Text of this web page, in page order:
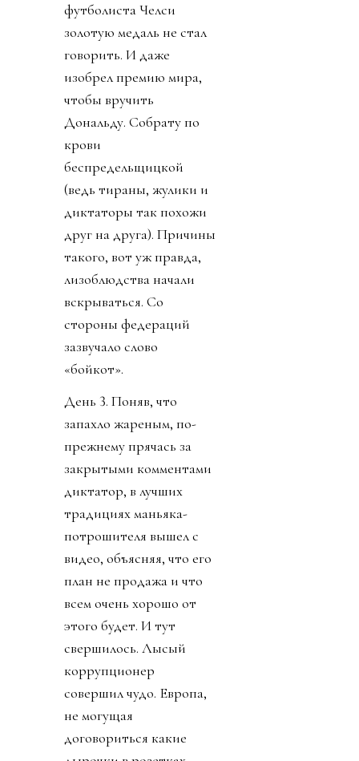
футболиста Челси
золотую медаль не стал
говорить. И даже
изобрел премию мира,
чтобы вручить
Дональду. Собрату по
крови
беспредельщицкой
(ведь тираны, жулики и
диктаторы так похожи
друг на друга). Причины
такого, вот уж правда,
лизоблюдства начали
вскрываться. Со
стороны федераций
зазвучало слово
«бойкот».
День 3. Поняв, что
запахло жареным, по-
прежнему прячась за
закрытыми комментами
диктатор, в лучших
традициях маньяка-
потрошителя вышел с
видео, объясняя, что его
план не продажа и что
всем очень хорошо от
этого будет. И тут
свершилось. Лысый
коррупционер
совершил чудо. Европа,
не могущая
договориться какие